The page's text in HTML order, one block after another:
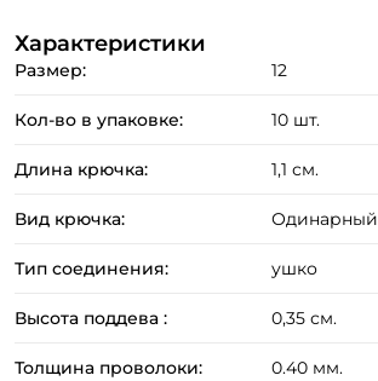
Характеристики
Размер: 12
Кол-во в упаковке: 10 шт.
Длина крючка: 1,1 см.
Вид крючка: Одинарный
Тип соединения: ушко
Высота поддева : 0,35 см.
Толщина проволоки: 0.40 мм.
Создать аккаунт